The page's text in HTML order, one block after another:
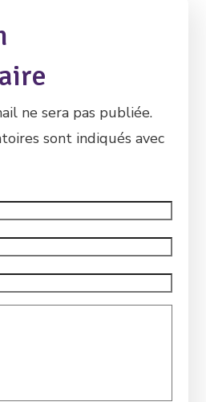
ne sera pas publiée.
sont indiqués avec